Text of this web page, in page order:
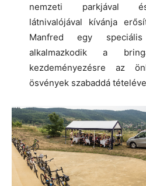
nemzeti parkjával és
látnivalójával kívánja
Manfred egy
alkalmazkodik a
kezdeményezésre az
ösvények szabaddá